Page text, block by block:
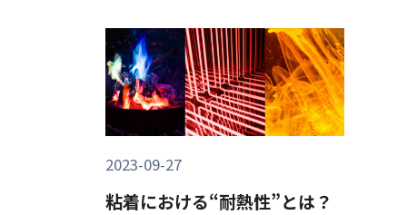
2023-09-27
粘着における“耐熱性”とは？